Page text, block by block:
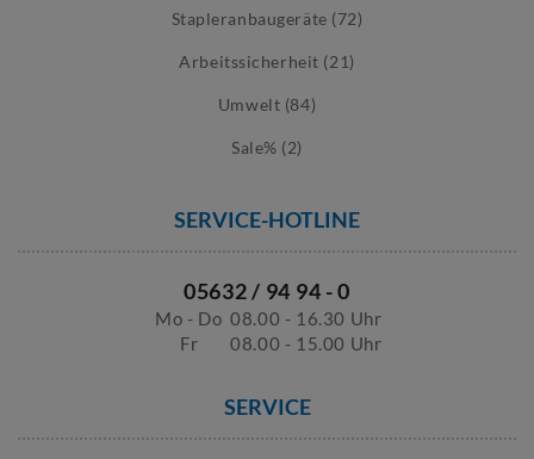
Stapleranbaugeräte (72)
Arbeitssicherheit (21)
Umwelt (84)
Sale% (2)
SERVICE-HOTLINE
05632 / 94 94 - 0
Mo - Do 08.00 - 16.30 Uhr
Fr
08.00 - 15.00 Uhr
SERVICE